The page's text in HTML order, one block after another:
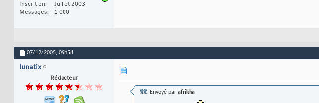
Inscrit en
Juillet 2003
Messages
1 000
07/12/2005, 09h58
lunatix
Rédacteur
Envoyé par afrikha